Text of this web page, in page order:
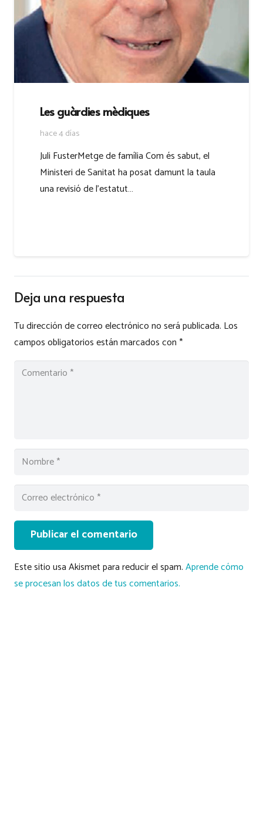
Les guàrdies mèdiques
hace 4 días
Juli FusterMetge de família Com és sabut, el
Ministeri de Sanitat ha posat damunt la taula
una revisió de l’estatut…
Deja una respuesta
Tu dirección de correo electrónico no será publicada. Los
campos obligatorios están marcados con*
Publicar el comentario
Este sitio usa Akismet para reducir el spam.Aprende cómo
se procesan los datos de tus comentarios.